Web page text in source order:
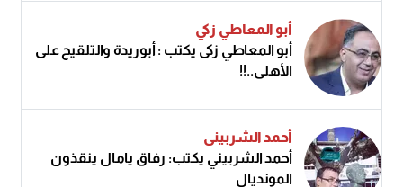
أبو المعاطي زكي
أبو المعاطي زكى يكتب : أبوريدة والتلقيح على
الأهلى..!!
أحمد الشربيني
أحمد الشربيني يكتب: رفاق يامال ينقذون
المونديال